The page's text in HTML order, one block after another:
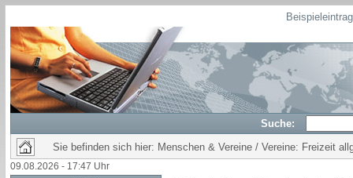
Suche:
Sie befinden sich hier: Menschen & Vereine / Vereine: Freizeit
09.08.2026 - 17:47 Uhr